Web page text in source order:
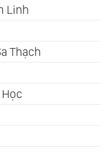
Linh
Thạch